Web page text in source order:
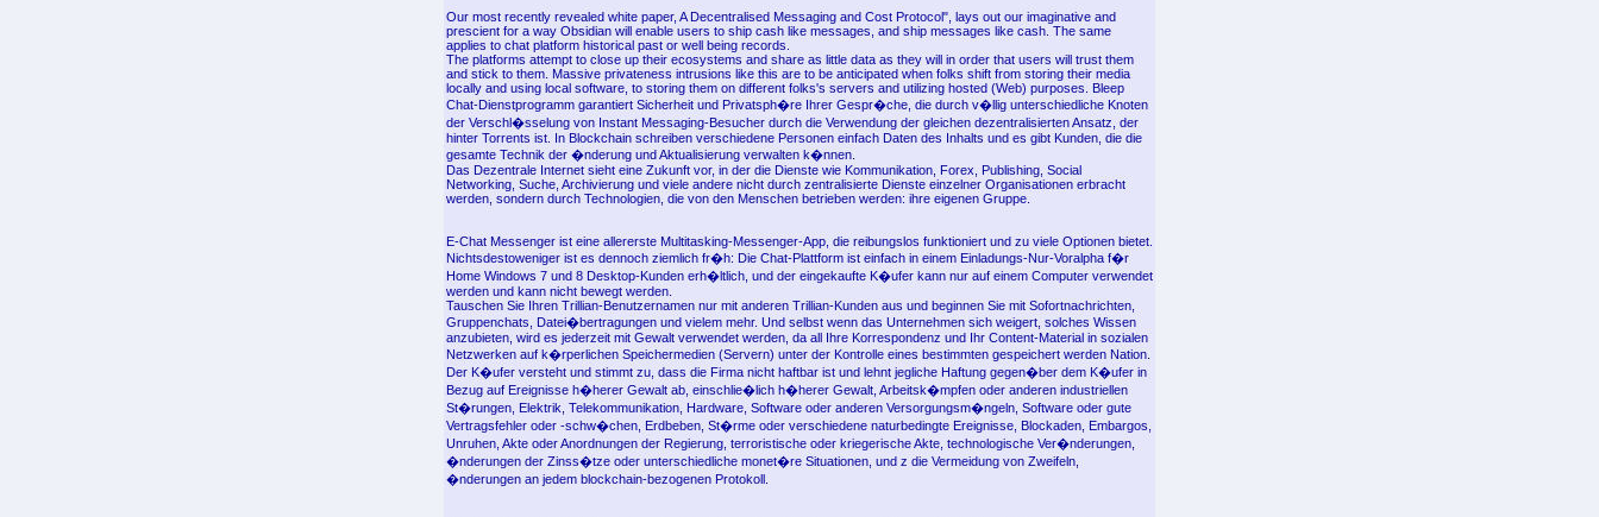
Our most recently revealed white paper, A Decentralised Messaging and Cost Protocol", lays out our imaginative and
prescient for a way Obsidian will enable users to ship cash like messages, and ship messages like cash. The same
applies to chat platform historical past or well being records.
The platforms attempt to close up their ecosystems and share as little data as they will in order that users will trust them
and stick to them. Massive privateness intrusions like this are to be anticipated when folks shift from storing their media
locally and using local software, to storing them on different folks's servers and utilizing hosted (Web) purposes. Bleep
Chat-Dienstprogramm garantiert Sicherheit und Privatsph�re Ihrer Gespr�che, die durch v�llig unterschiedliche Knoten
der Verschl�sselung von Instant Messaging-Besucher durch die Verwendung der gleichen dezentralisierten Ansatz, der
hinter Torrents ist. In Blockchain schreiben verschiedene Personen einfach Daten des Inhalts und es gibt Kunden, die die
gesamte Technik der �nderung und Aktualisierung verwalten k�nnen.
Das Dezentrale Internet sieht eine Zukunft vor, in der die Dienste wie Kommunikation, Forex, Publishing, Social
Networking, Suche, Archivierung und viele andere nicht durch zentralisierte Dienste einzelner Organisationen erbracht
werden, sondern durch Technologien, die von den Menschen betrieben werden: ihre eigenen Gruppe.
E-Chat Messenger ist eine allererste Multitasking-Messenger-App, die reibungslos funktioniert und zu viele Optionen bietet.
Nichtsdestoweniger ist es dennoch ziemlich fr�h: Die Chat-Plattform ist einfach in einem Einladungs-Nur-Voralpha f�r
Home Windows 7 und 8 Desktop-Kunden erh�ltlich, und der eingekaufte K�ufer kann nur auf einem Computer verwendet
werden und kann nicht bewegt werden.
Tauschen Sie Ihren Trillian-Benutzernamen nur mit anderen Trillian-Kunden aus und beginnen Sie mit Sofortnachrichten,
Gruppenchats, Datei�bertragungen und vielem mehr. Und selbst wenn das Unternehmen sich weigert, solches Wissen
anzubieten, wird es jederzeit mit Gewalt verwendet werden, da all Ihre Korrespondenz und Ihr Content-Material in sozialen
Netzwerken auf k�rperlichen Speichermedien (Servern) unter der Kontrolle eines bestimmten gespeichert werden Nation.
Der K�ufer versteht und stimmt zu, dass die Firma nicht haftbar ist und lehnt jegliche Haftung gegen�ber dem K�ufer in
Bezug auf Ereignisse h�herer Gewalt ab, einschlie�lich h�herer Gewalt, Arbeitsk�mpfen oder anderen industriellen
St�rungen, Elektrik, Telekommunikation, Hardware, Software oder anderen Versorgungsm�ngeln, Software oder gute
Vertragsfehler oder -schw�chen, Erdbeben, St�rme oder verschiedene naturbedingte Ereignisse, Blockaden, Embargos,
Unruhen, Akte oder Anordnungen der Regierung, terroristische oder kriegerische Akte, technologische Ver�nderungen,
�nderungen der Zinss�tze oder unterschiedliche monet�re Situationen, und z die Vermeidung von Zweifeln,
�nderungen an jedem blockchain-bezogenen Protokoll.